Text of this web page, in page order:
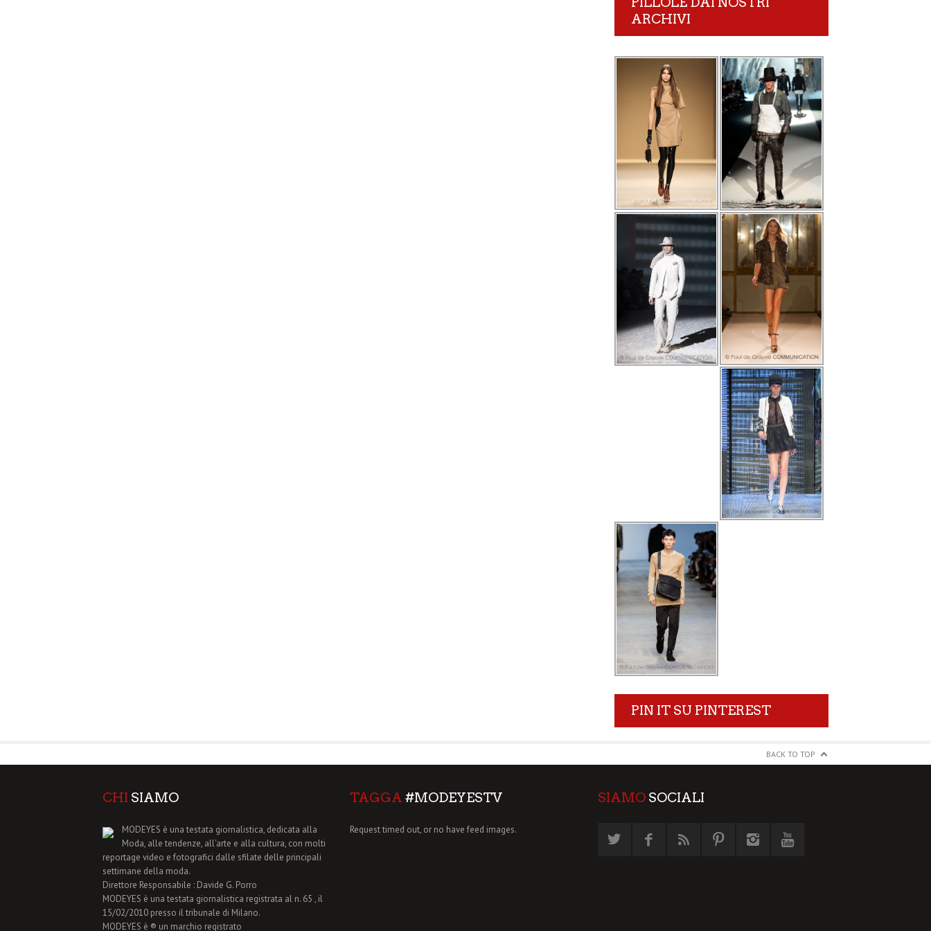
ARCHIVI
PIN IT SU PINTEREST
BACK TO TOP
CHI SIAMO
MODEYES è una testata giornalistica, dedicata alla
Moda, alle tendenze, all'arte e alla cultura, con molti
reportage video e fotografici dalle sfilate delle principali
settimane della moda.
Direttore Responsabile : Davide G. Porro
MODEYES è una testata giornalistica registrata al n. 65 , il
15/02/2010 presso il tribunale di Milano.
MODEYES è ® un marchio registrato
TAGGA #MODEYESTV
Request timed out, or no have feed images.
SIAMOSOCIALI